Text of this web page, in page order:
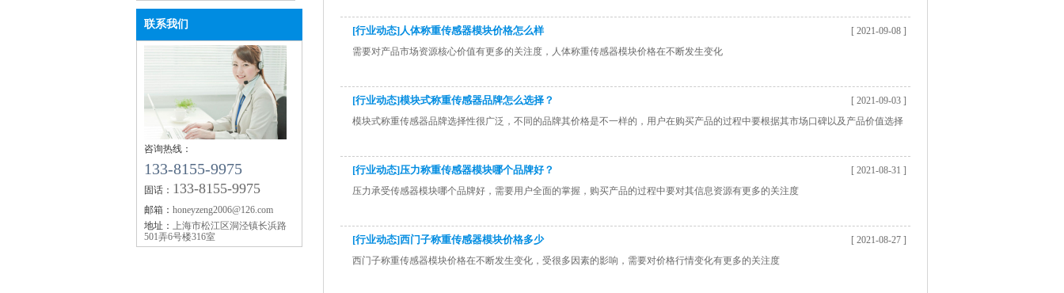
联系我们
咨询热线：
133-8155-9975
固话： 133-8155-9975
邮箱： honeyzeng2006@126.com
地址： 上海市松江区洞泾镇长浜路
501弄6号楼316室
[行业动态]人体称重传感器模块价格怎么样
[ 2021-09-08 ]
需要对产品市场资源核心价值有更多的关注度，人体称重传感器模块价格​在不断发生变化
[行业动态]模块式称重传感器品牌怎么选择？
[ 2021-09-03 ]
模块式称重传感器品牌​选择性很广泛，不同的品牌其价格是不一样的，用户在购买产品的过程中要根据其市场口碑以及产品价值选择
[行业动态]压力称重传感器模块哪个品牌好？
[ 2021-08-31 ]
压力承受传感器模块哪个品牌好，需要用户全面的掌握，购买产品的过程中要对其信息资源有更多的关注度
[行业动态]西门子称重传感器模块价格多少
[ 2021-08-27 ]
西门子称重传感器模块价格​在不断发生变化，受很多因素的影响，需要对价格行情变化有更多的关注度